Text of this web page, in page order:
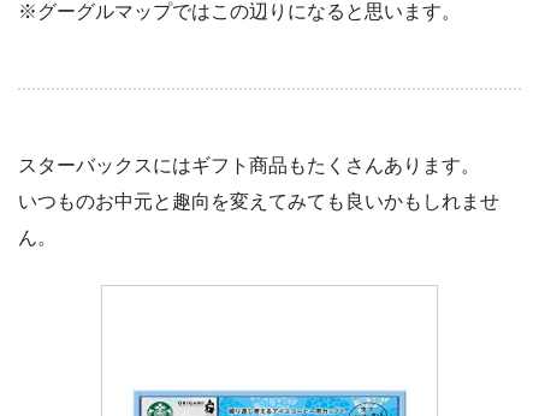
※グーグルマップではこの辺りになると思います。
スターバックスにはギフト商品もたくさんあります。
いつものお中元と趣向を変えてみても良いかもしれませ
ん。